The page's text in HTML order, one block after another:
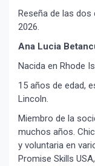
Reseña de las dos
2026.
Ana Lucia
Nacida en Rhode
15 años de edad,
Lincoln.
Miembro de la
muchos años.
y voluntaria en
Promise Skills